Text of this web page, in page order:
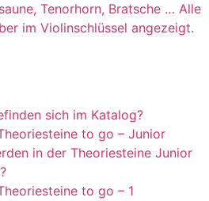
Tenorhorn, Bratsche … Alle
im Violinschlüssel angezeigt.
sich im Katalog?
to go – Junior
in der Theoriesteine Junior
to go – 1